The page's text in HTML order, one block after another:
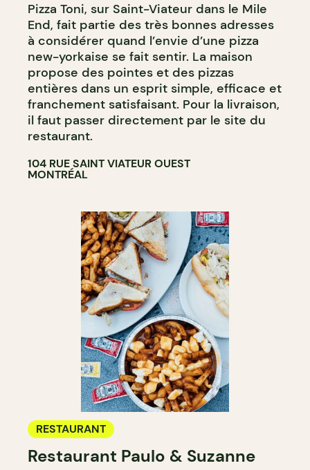
Pizza Toni, sur Saint-Viateur dans le Mile
End, fait partie des très bonnes adresses
à considérer quand l’envie d’une pizza
new-yorkaise se fait sentir. La maison
propose des pointes et des pizzas
entières dans un esprit simple, efficace et
franchement satisfaisant. Pour la livraison,
il faut passer directement par le site du
restaurant.
104 RUE SAINT VIATEUR OUEST
MONTRÉAL
RESTAURANT
Restaurant Paulo & Suzanne